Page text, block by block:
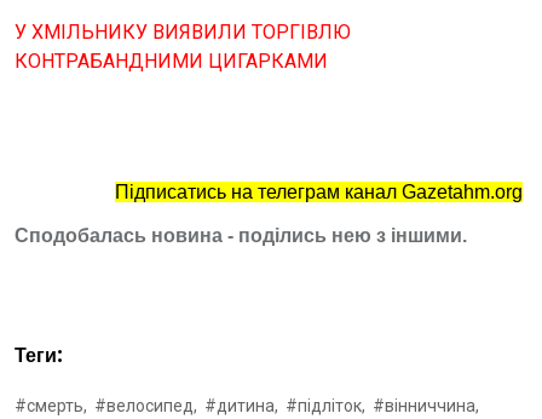
У ХМІЛЬНИКУ ВИЯВИЛИ ТОРГІВЛЮ
КОНТРАБАНДНИМИ ЦИГАРКАМИ
Підписатись на телеграм канал Gazetahm.org
Сподобалась новина - поділись нею з іншими.
Теги:
#смерть, #велосипед, #дитина, #підліток, #вінниччина,